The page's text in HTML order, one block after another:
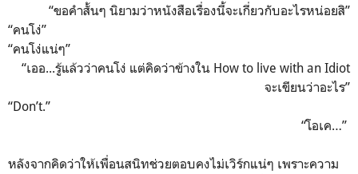
“ขอคำสั้นๆ นิยามว่าหนังสือเรื่องนี้จะเกี่ยวกับอะไรหน่อยสิ”
“คนโง่”
“คนโง่แน่ๆ”
“เออ...รู้แล้วว่าคนโง่ แต่คิดว่าข้างใน How to live with an Idiot
จะเขียนว่าอะไร”
“Don’t.”
“โอเค…”
หลังจากคิดว่าให้เพื่อนสนิทช่วยตอบคงไม่เวิร์กแน่ๆ เพราะความ